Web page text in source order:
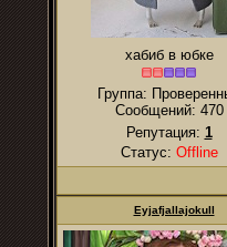
хабиб в юбке
Группа:
Сообщений: 470
Репутация: 1
Статус: Offline
Eyjafjallajokull